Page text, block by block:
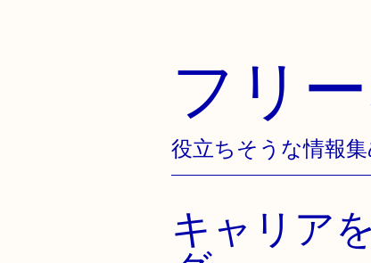
フリ
役立ちそうな情報
キャリア